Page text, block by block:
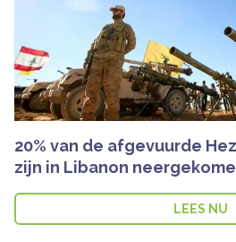
20% van de afgevuurde
zijn in Libanon
LEES NU